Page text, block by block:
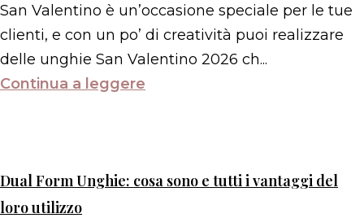
San Valentino è un’occasione speciale per le tue
clienti, e con un po’ di creatività puoi realizzare
delle unghie San Valentino 2026 ch...
Continua a leggere
Dual Form Unghie: cosa sono e tutti i vantaggi del
loro utilizzo